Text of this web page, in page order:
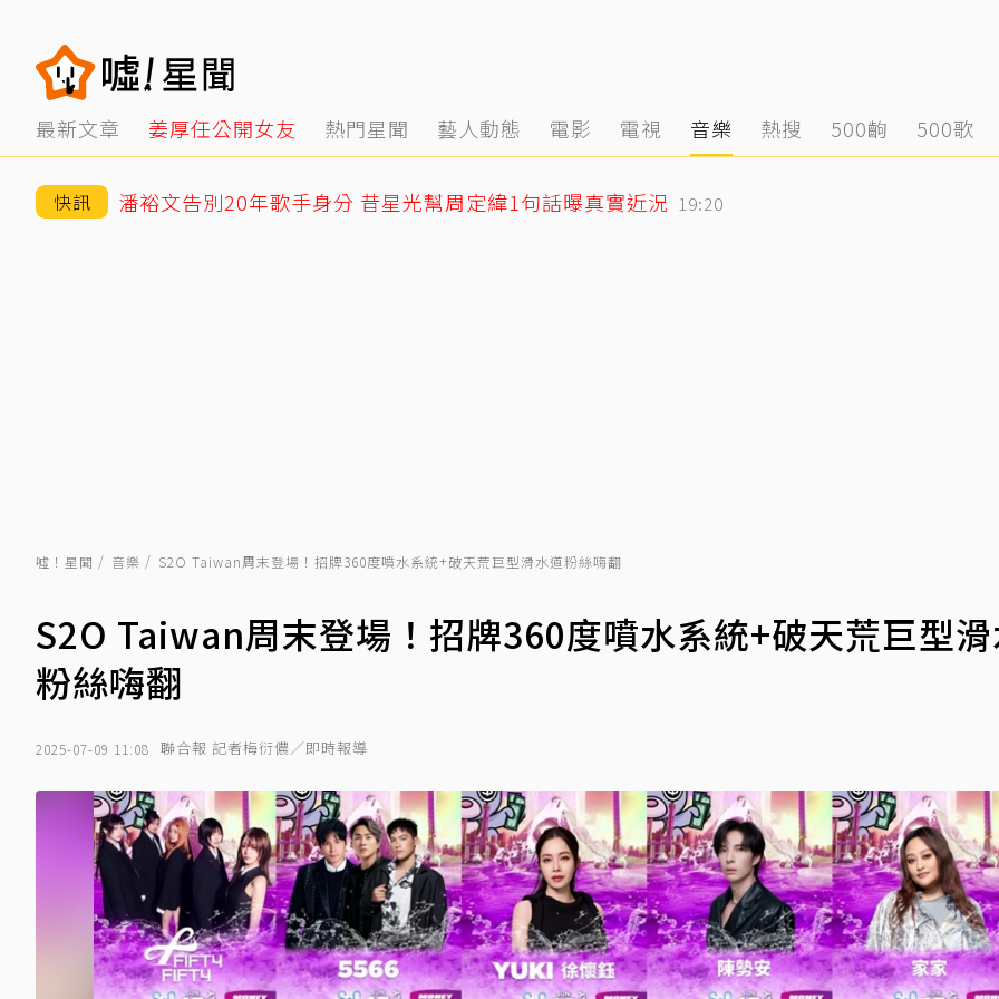
最新文章 姜厚任公開女友 熱門星聞 藝人動態 電影 電視 音樂 熱搜 500齣 500歌
快訊 潘裕文告別20年歌手身分 昔星光幫周定緯1句話曝真實近況 19:20
噓！星聞 音樂 S2O Taiwan周末登場！招牌360度噴水系統+破天荒巨型滑水道粉絲嗨翻
S2O Taiwan周末登場！招牌360度噴水系統+破天荒巨型
粉絲嗨翻
2025-07-09 11:08 聯合報 記者梅衍儂／即時報導